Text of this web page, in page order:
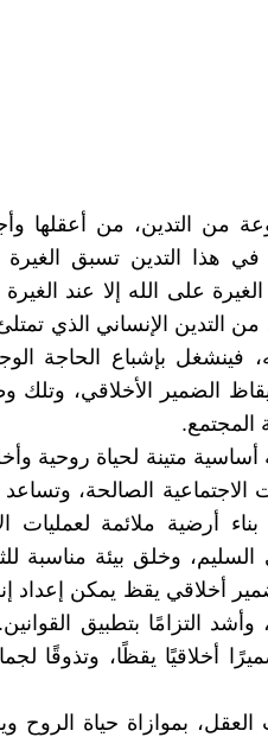
من التدين، من أعقلها
في هذا التدين تسبق
على الله إلا عند
من التدين الإنساني الذي
فينشغل بإشباع الحاجة
الضمير الأخلاقي، وتلك
المجتمع.
متينة لحياة روحية
الاجتماعية الصالحة،
أرضية ملائمة لعمليات
السليم، وخلق بيئة مناسبة
أخلاقي يقظ يمكن إعداد
التزامًا بتطبيق
أخلاقيًا يقظًا، وتذوقًا
العقل، بموازاة حياة الروح